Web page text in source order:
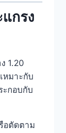
กรง
1.20
หมาะกับ
ะกอบกับ
อตัดตาม